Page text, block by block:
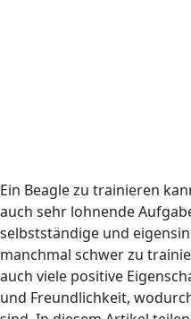
Ein Beagle zu trainieren
auch sehr lohnende
selbstständige und
manchmal schwer zu
auch viele positive
und Freundlichkeit,